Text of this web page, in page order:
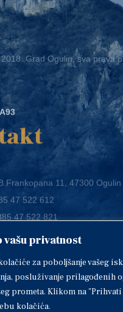
vašu privatnost
za poboljšanje vašeg
posluživanje prilagođenih
prometa. Klikom na
kolačića.
2018. Grad Ogulin, sva prava
47 522 612
47 522 821